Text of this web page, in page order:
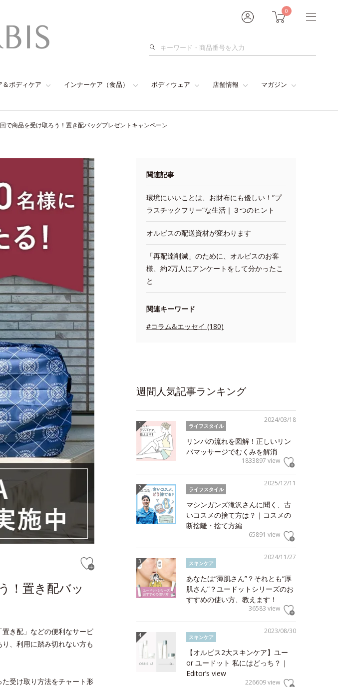
0
検
＆ボディケア インナーケア（食品） ボディウェア 店舗情報 マガジン
で商品を受け取ろう！置き配バッグプレゼントキャンペーン
！置き配バッ
き配」などの便利なサービ
、利用に踏み切れない方も
受け取り方法をチャート形
関連記事
環境にいいことは、お財布にも優しい！”プ
ラスチックフリー”な生活｜３つのヒント
オルビスの配送資材が変わります
「再配達削減」のために、オルビスのお客
様、約2万人にアンケートをして分かったこ
と
関連キーワード
#コラム&エッセイ (180)
週間人気記事ランキング
2024/03/18
ライフスタイル
リンパの流れを図解！正しいリン
パマッサージでむくみを解消
1833897 view
2025/12/11
ライフスタイル
マシンガンズ滝沢さんに聞く、古
いコスメの捨て方は？｜コスメの
断捨離・捨て方編
65891 view
2024/11/27
スキンケア
あなたは“薄肌さん”？それとも“厚
肌さん”？ユードットシリーズのお
すすめの使い方、教えます！
36583 view
2023/08/30
スキンケア
【オルビス2大スキンケア】ユー
or ユードット 私にはどっち？｜
Editor’s view
226609 view